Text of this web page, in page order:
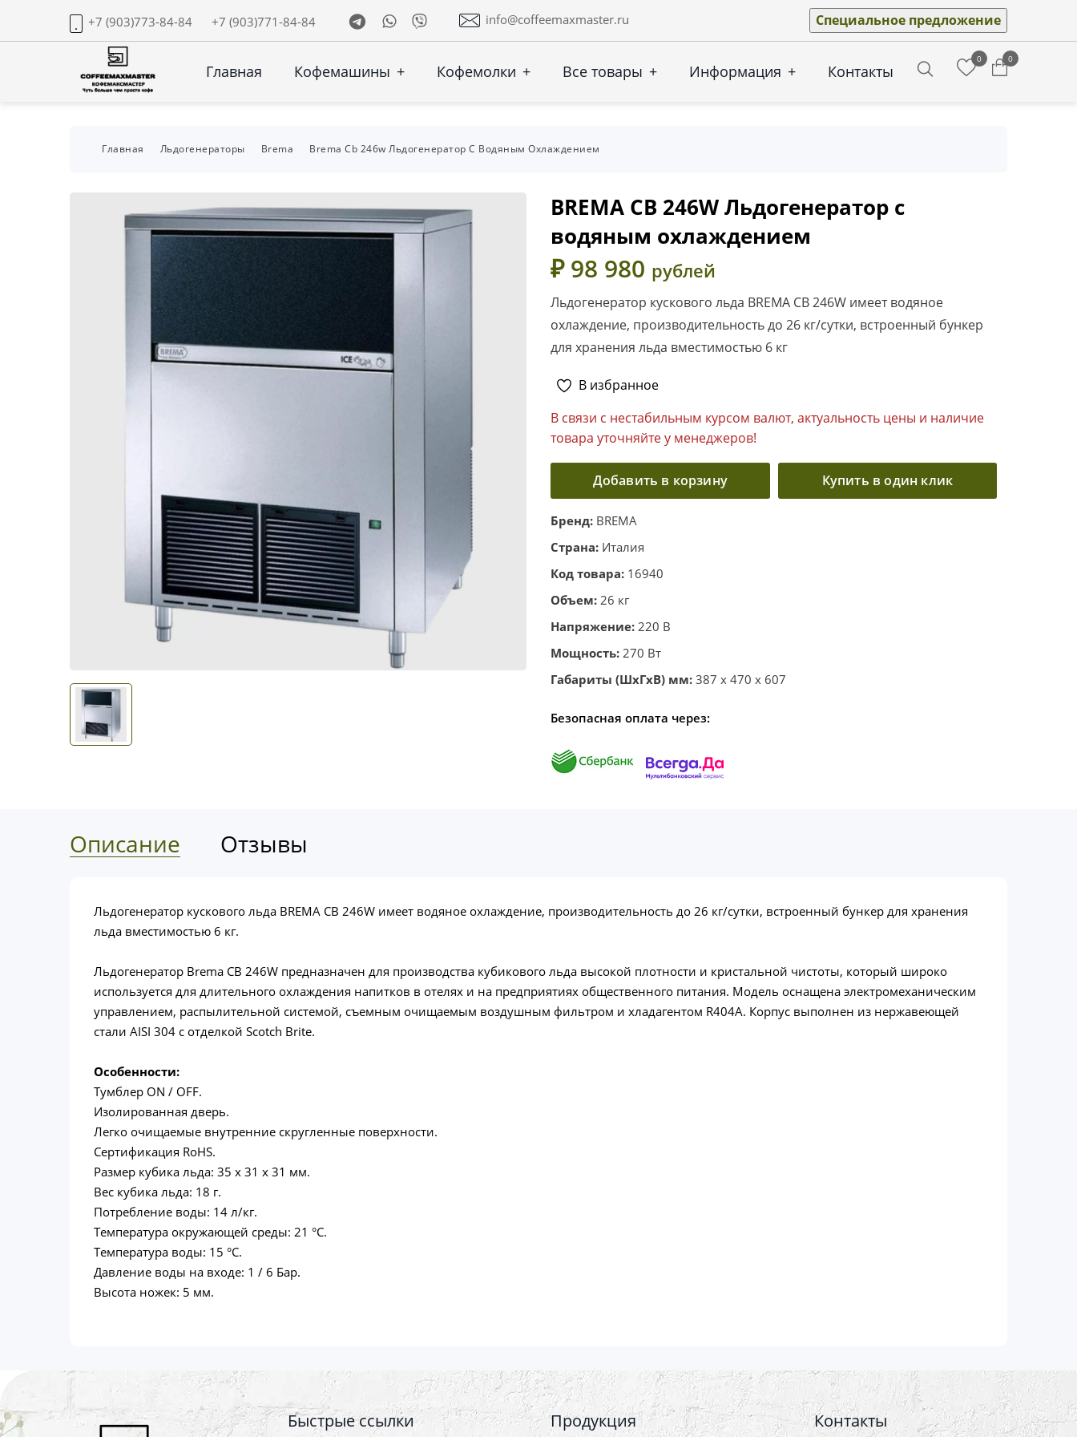
+7 (903)773-84-84 +7 (903)771-84-84 TelegramWhatsapp
Viber info@coffeemaxmaster.ru Специальное предложение
Главная Кофемашины + Кофемолки + Все товары + Информация + Контакты
0 0
Главная Льдогенераторы Brema Brema Cb 246w Льдогенератор С Водяным Охлаждением
BREMA CB 246W Льдогенератор с
водяным охлаждением
₽ 98 980 рублей
Льдогенератор кускового льда BREMA CB 246W имеет водяное
охлаждение, производительность до 26 кг/сутки, встроенный бункер
для хранения льда вместимостью 6 кг
В избранное
В связи с нестабильным курсом валют, актуальность цены и наличие
товара уточняйте у менеджеров!
Добавить в корзину Купить в один клик
Бренд: BREMA
Страна: Италия
Код товара: 16940
Объем: 26 кг
Напряжение: 220 В
Мощность: 270 Вт
Габариты (ШхГхВ) мм: 387 x 470 x 607
Безопасная оплата через:
Описание Отзывы
Льдогенератор кускового льда BREMA CB 246W имеет водяное охлаждение, производительность до 26 кг/сутки, встроенный бункер для хранения
льда вместимостью 6 кг.
Льдогенератор Brema CB 246W предназначен для производства кубикового льда высокой плотности и кристальной чистоты, который широко
используется для длительного охлаждения напитков в отелях и на предприятиях общественного питания. Модель оснащена электромеханическим
управлением, распылительной системой, съемным очищаемым воздушным фильтром и хладагентом R404A. Корпус выполнен из нержавеющей
стали AISI 304 с отделкой Scotch Brite.
Особенности:
Тумблер ON / OFF.
Изолированная дверь.
Легко очищаемые внутренние скругленные поверхности.
Сертификация RoHS.
Размер кубика льда: 35 х 31 х 31 мм.
Вес кубика льда: 18 г.
Потребление воды: 14 л/кг.
Температура окружающей среды: 21 °C.
Температура воды: 15 °C.
Давление воды на входе: 1 / 6 Бар.
Высота ножек: 5 мм.
Быстрые ссылки Продукция Контакты